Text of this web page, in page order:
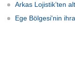
Arkas Lojistik’ten
Ege Bölgesi'nin